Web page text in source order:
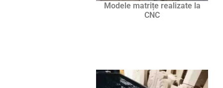
Modele matrițe realizate la
CNC